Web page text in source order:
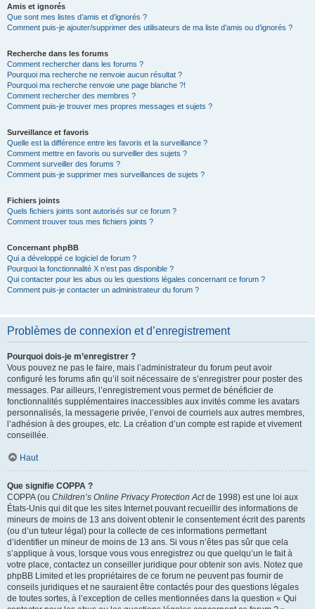
Amis et ignorés
Que sont mes listes d’amis et d’ignorés ?
Comment puis-je ajouter/supprimer des utilisateurs de ma liste d’amis ou d’ignorés ?
Recherche dans les forums
Comment rechercher dans les forums ?
Pourquoi ma recherche ne renvoie aucun résultat ?
Pourquoi ma recherche renvoie une page blanche ?!
Comment rechercher des membres ?
Comment puis-je trouver mes propres messages et sujets ?
Surveillance et favoris
Quelle est la différence entre les favoris et la surveillance ?
Comment mettre en favoris ou surveiller des sujets ?
Comment surveiller des forums ?
Comment puis-je supprimer mes surveillances de sujets ?
Fichiers joints
Quels fichiers joints sont autorisés sur ce forum ?
Comment trouver tous mes fichiers joints ?
Concernant phpBB
Qui a développé ce logiciel de forum ?
Pourquoi la fonctionnalité X n’est pas disponible ?
Qui contacter pour les abus ou les questions légales concernant ce forum ?
Comment puis-je contacter un administrateur du forum ?
Problèmes de connexion et d’enregistrement
Pourquoi dois-je m’enregistrer ?
Vous pouvez ne pas le faire, mais l’administrateur du forum peut avoir
configuré les forums afin qu’il soit nécessaire de s’enregistrer pour poster des
messages. Par ailleurs, l’enregistrement vous permet de bénéficier de
fonctionnalités supplémentaires inaccessibles aux invités comme les avatars
personnalisés, la messagerie privée, l’envoi de courriels aux autres membres,
l’adhésion à des groupes, etc. La création d’un compte est rapide et vivement
conseillée.
Haut
Que signifie COPPA ?
COPPA (ou Children’s Online Privacy Protection Actde 1998) est une loi aux
États-Unis qui dit que les sites Internet pouvant recueillir des informations de
mineurs de moins de 13 ans doivent obtenir le consentement écrit des parents
(ou d’un tuteur légal) pour la collecte de ces informations permettant
d’identifier un mineur de moins de 13 ans. Si vous n’êtes pas sûr que cela
s’applique à vous, lorsque vous vous enregistrez ou que quelqu’un le fait à
votre place, contactez un conseiller juridique pour obtenir son avis. Notez que
phpBB Limited et les propriétaires de ce forum ne peuvent pas fournir de
conseils juridiques et ne sauraient être contactés pour des questions légales
de toutes sortes, à l’exception de celles mentionnées dans la question « Qui